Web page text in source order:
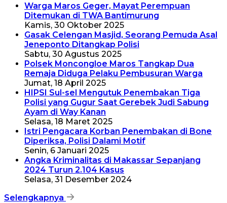
Warga Maros Geger, Mayat Perempuan
Ditemukan di TWA Bantimurung
Kamis, 30 Oktober 2025
Gasak Celengan Masjid, Seorang Pemuda Asal
Jeneponto Ditangkap Polisi
Sabtu, 30 Agustus 2025
Polsek Moncongloe Maros Tangkap Dua
Remaja Diduga Pelaku Pembusuran Warga
Jumat, 18 April 2025
HIPSI Sul-sel Mengutuk Penembakan Tiga
Polisi yang Gugur Saat Gerebek Judi Sabung
Ayam di Way Kanan
Selasa, 18 Maret 2025
Istri Pengacara Korban Penembakan di Bone
Diperiksa, Polisi Dalami Motif
Senin, 6 Januari 2025
Angka Kriminalitas di Makassar Sepanjang
2024 Turun 2.104 Kasus
Selasa, 31 Desember 2024
Selengkapnya